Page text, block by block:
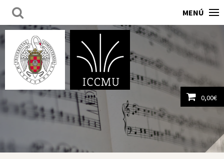
MENÚ
0,00€
Ver carrito